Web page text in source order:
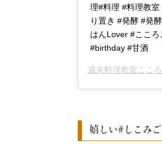
理#料理 #料理教
り置き #発酵 #発
はんLover #ここ
#birthday #甘酒
週末料理教室ここ
嬉しい#しこみ